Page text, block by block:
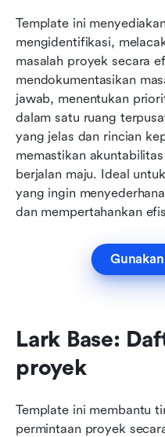
Template ini
mengidentifikasi,
masalah proyek secara
mendokumentasikan
jawab, menentukan
dalam satu ruang
yang jelas dan rincian
memastikan
berjalan maju. Ideal
yang ingin
dan mempertahankan
Lark Base:
proyek
Template ini membantu
permintaan proyek